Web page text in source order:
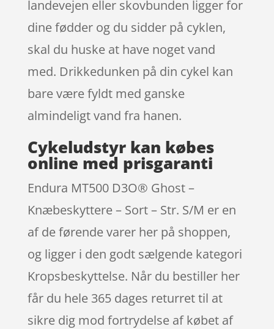
landevejen eller skovbunden ligger for
dine fødder og du sidder på cyklen,
skal du huske at have noget vand
med. Drikkedunken på din cykel kan
bare være fyldt med ganske
almindeligt vand fra hanen.
Cykeludstyr kan købes
online med prisgaranti
Endura MT500 D3O® Ghost –
Knæbeskyttere – Sort – Str. S/M er en
af de førende varer her på shoppen,
og ligger i den godt sælgende kategori
Kropsbeskyttelse. Når du bestiller her
får du hele 365 dages returret til at
sikre dig mod fortrydelse af købet af